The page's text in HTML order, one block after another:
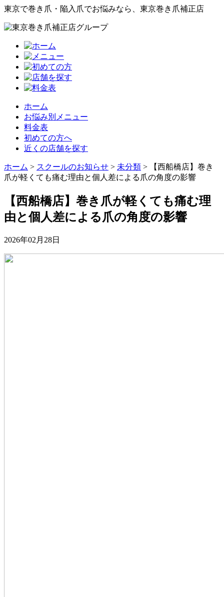
東京で巻き爪・陥入爪でお悩みなら、東京巻き爪補正店
ホーム
お悩み別メニュー
料金表
初めての方へ
近くの店舗を探す
ホーム > スクールのお知らせ > 未分類 >
【西船橋店】巻き
爪が軽くても痛む理由と個人差による爪の角度の影響
【西船橋店】巻き爪が軽くても痛む理
由と個人差による爪の角度の影響
2026年02月28日